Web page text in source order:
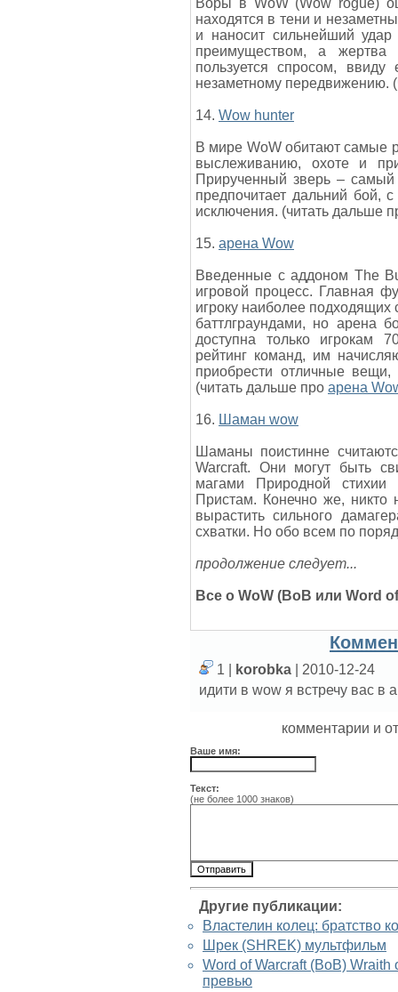
Воры в WoW (Wow rogue)
находятся в тени и
и наносит сильнейший
преимуществом, а жертва
пользуется спросом, ввиду
незаметному передвижению.
14. Wow hunter
В мире WoW обитают самые
выслеживанию, охоте и
Прирученный зверь – самый
предпочитает дальний бой,
исключения. (читать дальше
15. арена Wow
Введенные с аддоном The
игровой процесс. Главная
игроку наиболее
баттлграундами, но арена
доступна только игрокам
рейтинг команд, им
приобрести отличные
(читать дальше про арена
16. Шаман wow
Шаманы поистинне
Warcraft. Они могут быть
магами Природной
Пристам. Конечно же, никто
вырастить сильного
схватки. Но обо всем по
продолжение следует...
Все о WoW (ВоВ или Word
1 | korobka
| 2010-12-24
идити в wow я встречу вас в
комментарии и
Ваше имя:
Текст:
(не более 1000 знаков)
Другие публикации:
Властелин колец: братство
Шрек (SHREK) мультфильм
Word of Warcraft (ВоВ) Wraith
превью